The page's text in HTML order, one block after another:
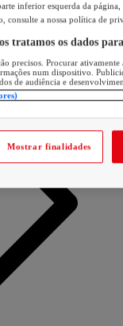
inferior esquerda da página,
consulte a nossa política de
tratamos os dados
precisos. Procurar
num dispositivo.
de audiência e
Mostrar finalidades